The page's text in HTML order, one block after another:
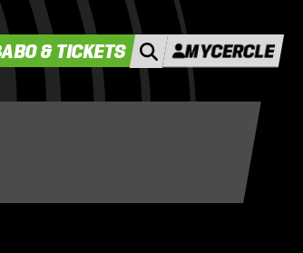
ABO & TICKETS MYCERCLE